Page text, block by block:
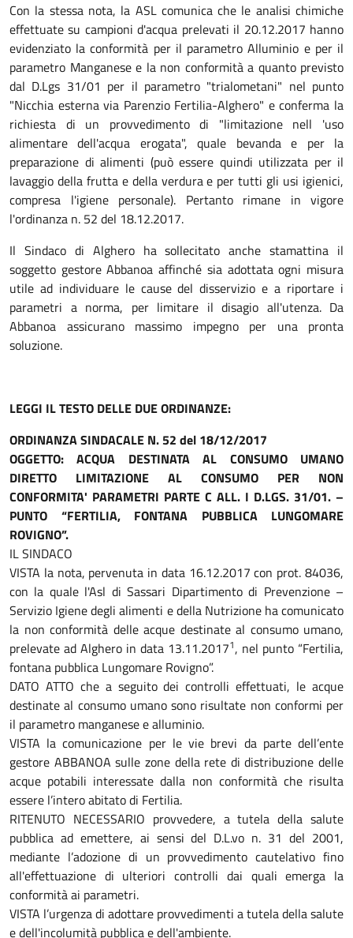
Con la stessa nota, la ASL comunica che le analisi chimiche
effettuate su campioni d'acqua prelevati il 20.12.2017 hanno
evidenziato la conformità per il parametro Alluminio e per il
parametro Manganese e la non conformità a quanto previsto
dal D.Lgs 31/01 per il parametro "trialometani" nel punto
"Nicchia esterna via Parenzio Fertilia-Alghero" e conferma la
richiesta di un provvedimento di "limitazione nell 'uso
alimentare dell'acqua erogata", quale bevanda e per la
preparazione di alimenti (può essere quindi utilizzata per il
lavaggio della frutta e della verdura e per tutti gli usi igienici,
compresa l'igiene personale). Pertanto rimane in vigore
l'ordinanza n. 52 del 18.12.2017.
Il Sindaco di Alghero ha sollecitato anche stamattina il
soggetto gestore Abbanoa affinché sia adottata ogni misura
utile ad individuare le cause del disservizio e a riportare i
parametri a norma, per limitare il disagio all'utenza. Da
Abbanoa assicurano massimo impegno per una pronta
soluzione.
LEGGI IL TESTO DELLE DUE ORDINANZE:
ORDINANZA SINDACALE N. 52 del 18/12/2017
OGGETTO: ACQUA DESTINATA AL CONSUMO UMANO
DIRETTO LIMITAZIONE AL CONSUMO PER NON
CONFORMITA' PARAMETRI PARTE C ALL. I D.LGS. 31/01. –
PUNTO “FERTILIA, FONTANA PUBBLICA LUNGOMARE
ROVIGNO”.
IL SINDACO
VISTA la nota, pervenuta in data 16.12.2017 con prot. 84036,
con la quale l'Asl di Sassari Dipartimento di Prevenzione –
Servizio Igiene degli alimenti e della Nutrizione ha comunicato
la non conformità delle acque destinate al consumo umano,
prelevate ad Alghero in data 13.11.20171, nel punto “Fertilia,
fontana pubblica Lungomare Rovigno”.
DATO ATTO che a seguito dei controlli effettuati, le acque
destinate al consumo umano sono risultate non conformi per
il parametro manganese e alluminio.
VISTA la comunicazione per le vie brevi da parte dell’ente
gestore ABBANOA sulle zone della rete di distribuzione delle
acque potabili interessate dalla non conformità che risulta
essere l’intero abitato di Fertilia.
RITENUTO NECESSARIO provvedere, a tutela della salute
pubblica ad emettere, ai sensi del D.L.vo n. 31 del 2001,
mediante l’adozione di un provvedimento cautelativo fino
all'effettuazione di ulteriori controlli dai quali emerga la
conformità ai parametri.
VISTA l’urgenza di adottare provvedimenti a tutela della salute
e dell'incolumità pubblica e dell'ambiente.